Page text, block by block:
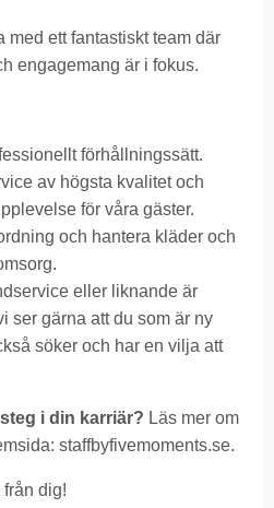
med ett fantastiskt team där
engagemang är i fokus.
förhållningssätt.
av högsta kvalitet och
för våra gäster.
och hantera kläder och
eller liknande är
ser gärna att du som är ny
söker och har en vilja att
i din karriär? Läs mer om
staffbyfivemoments.se.
dig!